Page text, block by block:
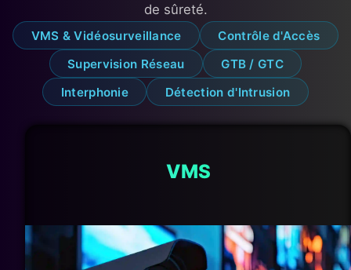
de sûreté.
VMS & Vidéosurveillance
Contrôle d'Accès
Supervision Réseau
GTB / GTC
Interphonie
Détection d'Intrusion
VMS